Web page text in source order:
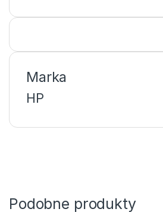
Marka
HP
Podobne produkty